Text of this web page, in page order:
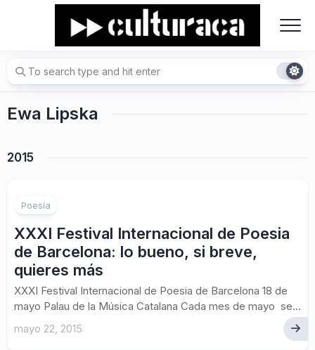
Ewa Lipska
2015
Poesía
XXXI Festival Internacional de Poesia
de Barcelona: lo bueno, si breve,
quieres más
XXXI Festival Internacional de Poesia de Barcelona 18 de
mayo Palau de la Música Catalana Cada mes de mayo se...
mayo 22, 2015